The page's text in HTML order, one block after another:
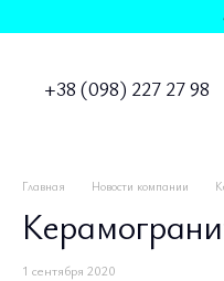
+38 (098) 227 27 98
Главная Новости компании
1 сентября 2020